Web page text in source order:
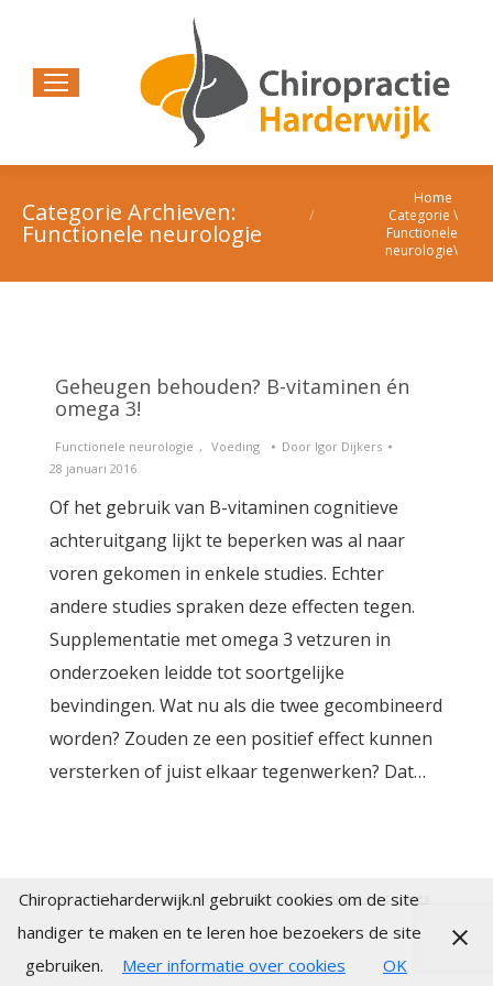
Categorie Archieven:
Functionele neurologie
Home
Categorie \
Functionele
neurologie\
Geheugen behouden? B-vitaminen én
omega 3!
Functionele neurologie , Voeding Door Igor Dijkers
28 januari 2016
Of het gebruik van B-vitaminen cognitieve
achteruitgang lijkt te beperken was al naar
voren gekomen in enkele studies. Echter
andere studies spraken deze effecten tegen.
Supplementatie met omega 3 vetzuren in
onderzoeken leidde tot soortgelijke
bevindingen. Wat nu als die twee gecombineerd
worden? Zouden ze een positief effect kunnen
versterken of juist elkaar tegenwerken? Dat…
Copyright 2025 - Chiropractie Harderwijk | Privacy en cookies
Chiropractieharderwijk.nl gebruikt cookies om de site
handiger te maken en te leren hoe bezoekers de site
gebruiken.
Meer informatie over cookies OK